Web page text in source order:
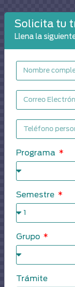
Solicita tu
Llena la
Programa
Semestre
Grupo
Trámite